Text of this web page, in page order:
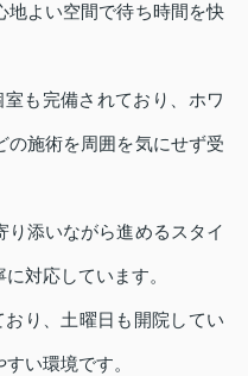
地よい空間で待ち時間を快
も完備されており、ホワ
の施術を周囲を気にせず受
添いながら進めるスタイ
対応しています。
り、土曜日も開院してい
い環境です。